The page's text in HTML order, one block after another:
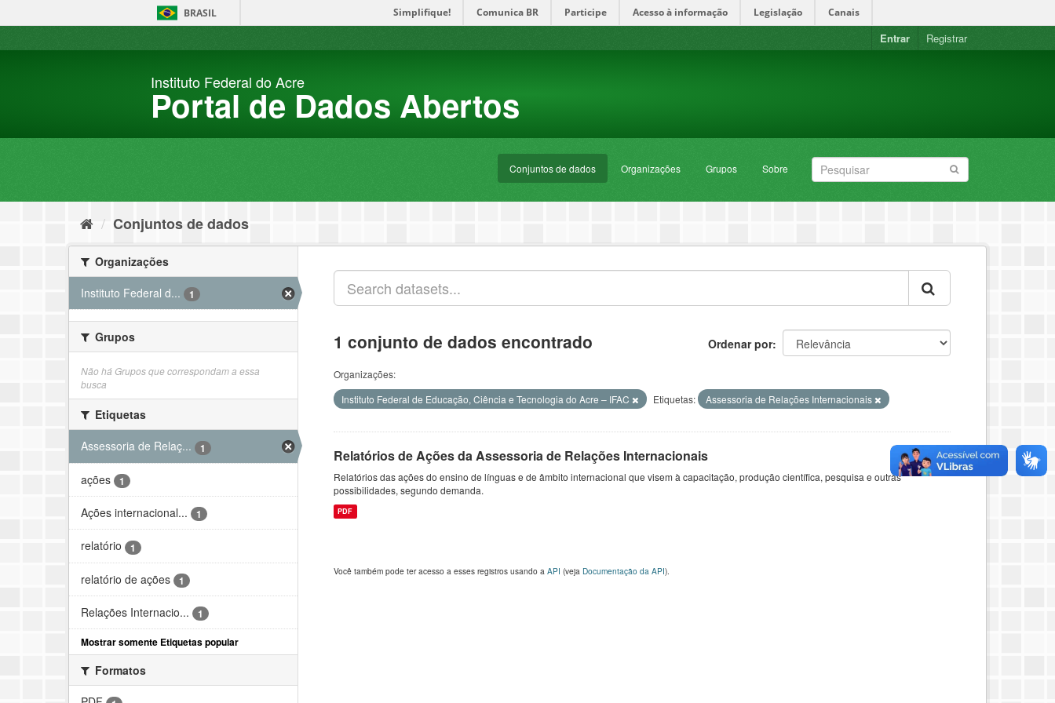
BRASIL Simplifique! Comunica BR Participe Acesso à informação Legislação Canais
Entrar Registrar
Instituto Federal do Acre
Portal de Dados Abertos
Conjuntos de dados Organizações Grupos Sobre
Conjuntos de dados
Organizações
Instituto Federal d...
1
Grupos
Não há Grupos que correspondam a essa
busca
Etiquetas
Assessoria de Relaç...
1
ações 1
Ações internacional... 1
relatório 1
relatório de ações 1
Relações Internacio...
1
Mostrar somente Etiquetas popular
Formatos
Ordenar por
1 conjunto de dados encontrado
Organizações:
Instituto Federal de Educação, Ciência e Tecnologia do Acre – IFAC
Etiquetas: Assessoria de Relações Internacionais
Relatórios de Ações da Assessoria de Relações Internacionais
Relatórios das ações do ensino de línguas e de âmbito internacional que visem à capacitação, produção científica, pesquisa e outras
possibilidades, segundo demanda.
PDF
Você também pode ter acesso a esses registros usando a API (veja Documentação da API).